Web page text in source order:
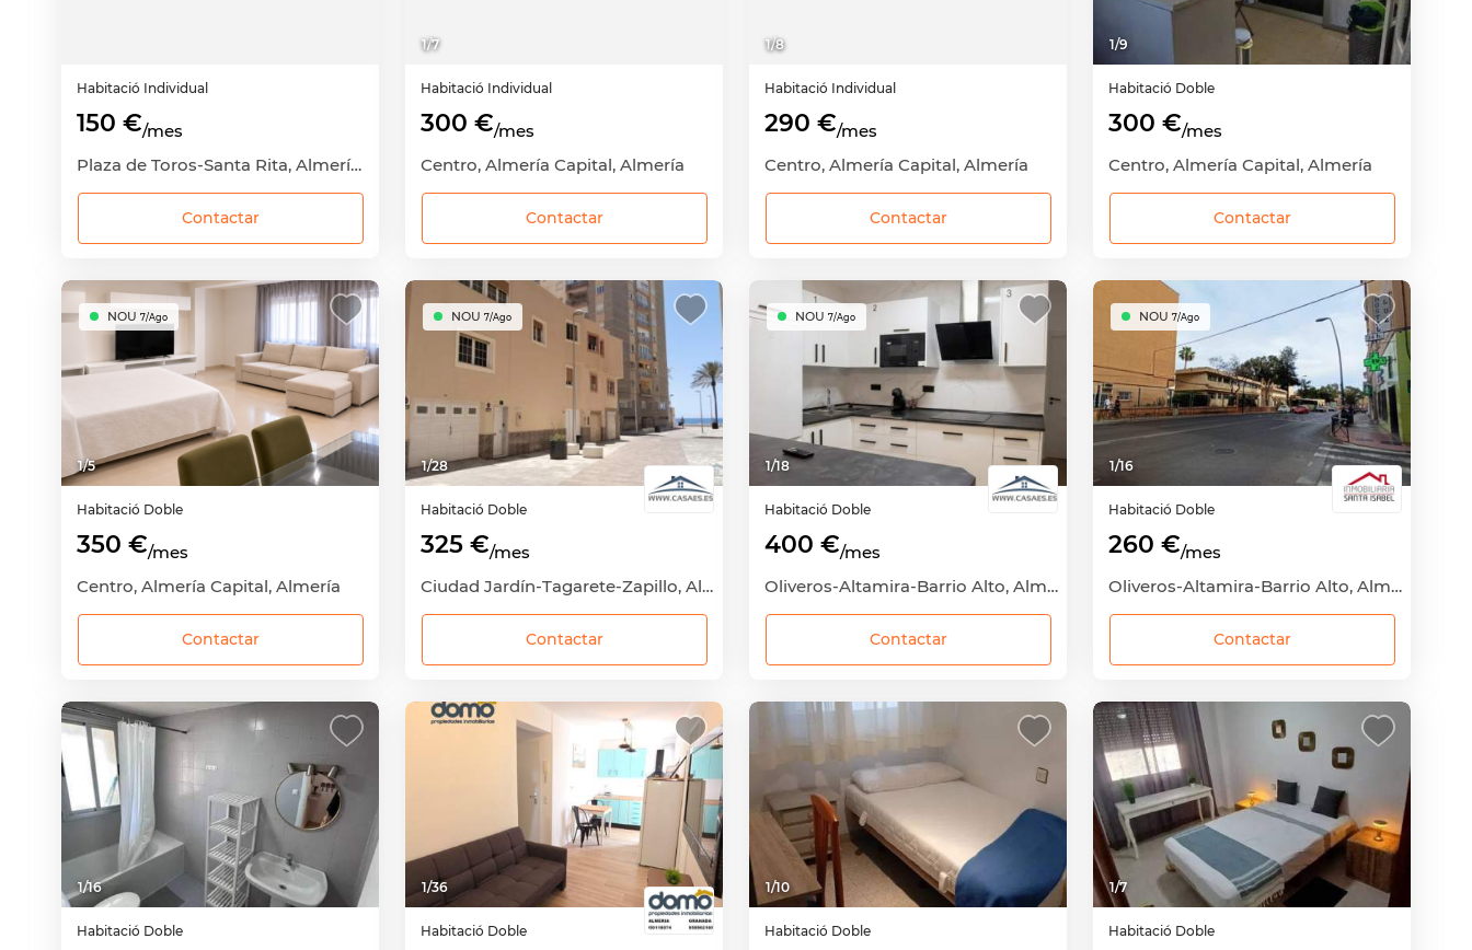
Habitació Individual
150 €/mes
Plaza de Toros-Santa Rita, Almería Capital, Almería
Contactar
1/7
Habitació Individual
300 €/mes
Centro, Almería Capital, Almería
Contactar
1/8
Habitació Individual
290 €/mes
Centro, Almería Capital, Almería
Contactar
1/9
Habitació Doble
300 €/mes
Centro, Almería Capital, Almería
Contactar
1/5
NOU 7/Ago
Habitació Doble
350 €/mes
Centro, Almería Capital, Almería
Contactar
1/28
NOU 7/Ago
Habitació Doble
325 €/mes
Ciudad Jardín-Tagarete-Zapillo, Almería Capital, Almería
Contactar
1/18
NOU 7/Ago
Habitació Doble
400 €/mes
Oliveros-Altamira-Barrio Alto, Almería Capital, Almería
Contactar
1/16
NOU 7/Ago
Habitació Doble
260 €/mes
Oliveros-Altamira-Barrio Alto, Almería Capital, Almería
Contactar
1/16
Habitació Doble
1/36
Habitació Doble
1/10
Habitació Doble
1/7
Habitació Doble